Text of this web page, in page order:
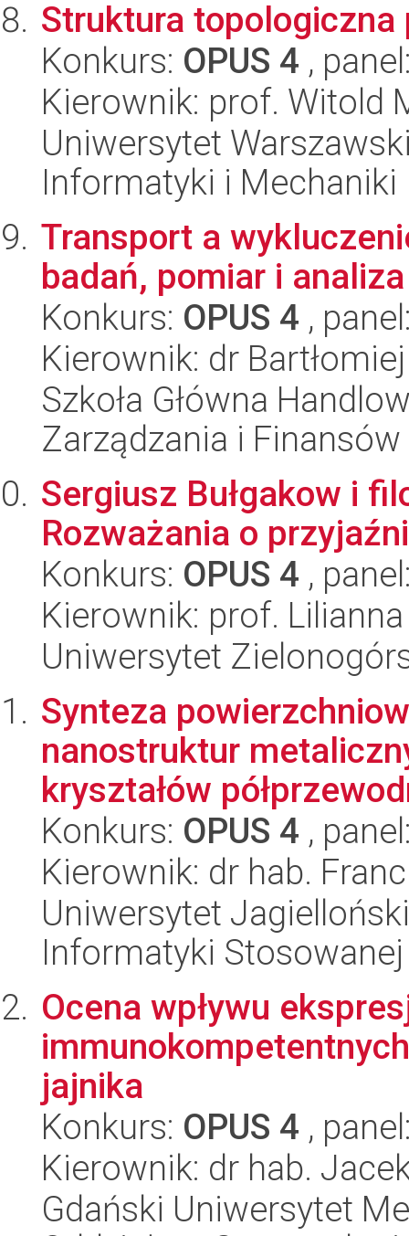
Struktura
Konkurs: OPUS 4 ,
Kierownik: prof. Witold
Uniwersytet
Informatyki i Mechaniki
Transport a
badań, pomiar i
Konkurs: OPUS 4 ,
Kierownik: dr
Szkoła Główna
Zarządzania i Finansów
Sergiusz Bułgakow i
Rozważania o
Konkurs: OPUS 4 ,
Kierownik: prof.
Uniwersytet
Synteza
nanostruktur
kryształów
Konkurs: OPUS 4 ,
Kierownik: dr hab.
Uniwersytet
Informatyki Stosowanej
Ocena wpływu
jajnika
Konkurs: OPUS 4 ,
Kierownik: dr hab.
Gdański Uniwersytet